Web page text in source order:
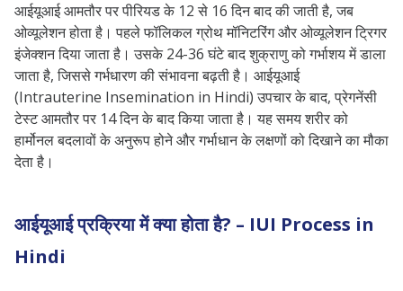
क्या आईयूआई के दौरान दर्द होता है?
क्या आईयूआई के दौरान रक्तस्राव
(ब्लीडिंग) होता है?
आईयूआई कितनी बार करनी चाहिए?
क्या हम आईयूआई के बाद सेक्स कर सकते
लगता है?
आईयूआई आमतौर पर पीरियड के 12 से 16 दिन बाद की जाती है, जब
ओव्यूलेशन होता है। पहले फॉलिकल ग्रोथ मॉनिटरिंग और ओव्यूलेशन ट्रिगर
इंजेक्शन दिया जाता है। उसके 24-36 घंटे बाद शुक्राणु को गर्भाशय में डाला
जाता है, जिससे गर्भधारण की संभावना बढ़ती है। आईयूआई
(Intrauterine Insemination in Hindi) उपचार के बाद, प्रेगनेंसी
टेस्ट आमतौर पर 14 दिन के बाद किया जाता है। यह समय शरीर को
हार्मोनल बदलावों के अनुरूप होने और गर्भाधान के लक्षणों को दिखाने का मौका
देता है।
आईयूआई प्रक्रिया में क्या होता है? – IUI Process in
Hindi